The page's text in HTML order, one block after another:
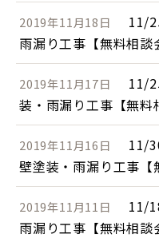
2019年11月18日
11/
雨漏り工事【無料相談
2019年11月17日
11/
装・雨漏り工事【無料
2019年11月16日
11/
壁塗装・雨漏り工事【
2019年11月11日
11/
雨漏り工事【無料相談